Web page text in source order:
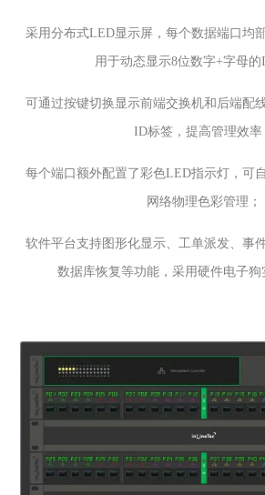
采用分布式LED显示屏，每个数据端口均
用于动态显示8位数字+字母的
可通过按键切换显示前端交换机和后端配
ID标签，提高管理效率
每个端口额外配置了彩色LED指示灯，可
网络物理色彩管理；
软件平台支持图形化显示、工单派发、事
数据库恢复等功能，采用硬件电子狗